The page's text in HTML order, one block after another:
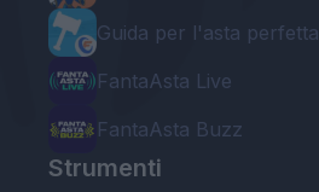
Guida per l'asta perfetta
FantaAsta Live
FantaAsta Buzz
Strumenti